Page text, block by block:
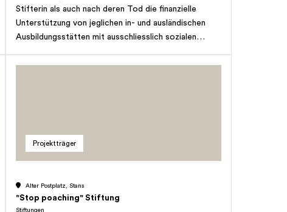
Stifterin als auch nach deren Tod die finanzielle
Unterstützung von jeglichen in- und ausländischen
Ausbildungsstätten mit ausschliesslich sozialen
die Stiftung die finanzielle Unterstützung von
Personen oder Ausbildungsstätten einsetzen oder
sich um ihre Bedürfnisse kümmern. Die Stiftung ist
ausschliesslich gemeinnützig tätig, verfolgt keinerlei
an.
Projektträger
Alter Postplatz, Stans
"Stop poaching" Stiftung
Stiftungen